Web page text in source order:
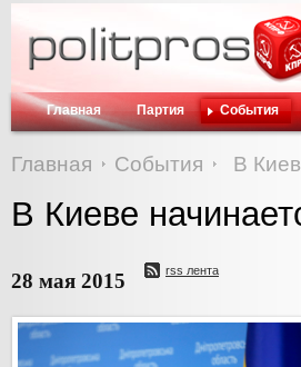
Главная Партия События
Главная События В
В Киеве
28 мая 2015 rss лента